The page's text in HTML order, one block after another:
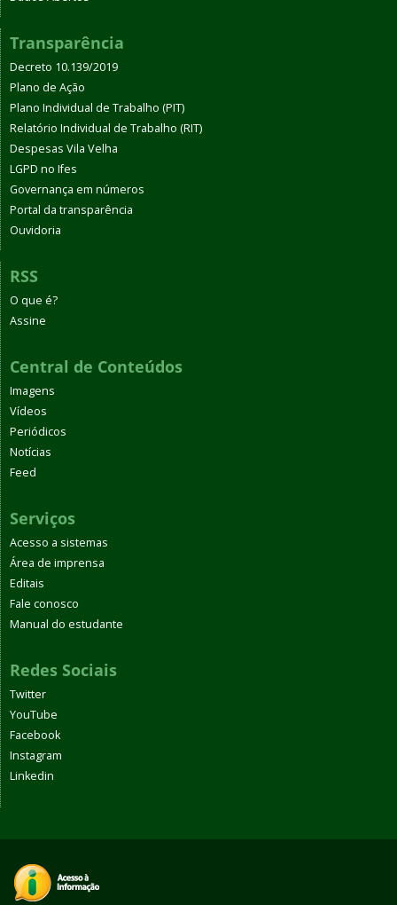
Transparência
Decreto 10.139/2019
Plano de Ação
Plano Individual de Trabalho (PIT)
Relatório Individual de Trabalho (RIT)
Despesas Vila Velha
LGPD no Ifes
Governança em números
Portal da transparência
Ouvidoria
RSS
O que é?
Assine
Central de Conteúdos
Imagens
Vídeos
Periódicos
Notícias
Feed
Serviços
Acesso a sistemas
Área de imprensa
Editais
Fale conosco
Manual do estudante
Redes Sociais
Twitter
YouTube
Facebook
Instagram
Linkedin